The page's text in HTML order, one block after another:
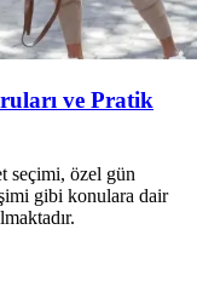
ve Pratik
seçimi, özel gün
gibi konulara dair